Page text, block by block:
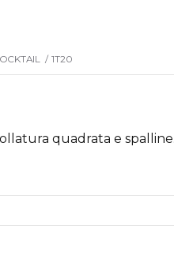
/ 1T20
quadrata e